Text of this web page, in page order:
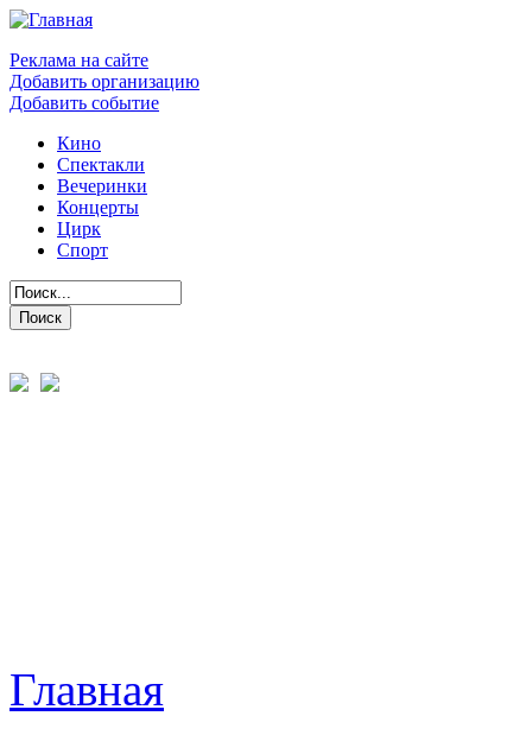
Реклама на сайте
Добавить организацию
Добавить событие
Кино
Спектакли
Вечеринки
Концерты
Цирк
Спорт
Главная